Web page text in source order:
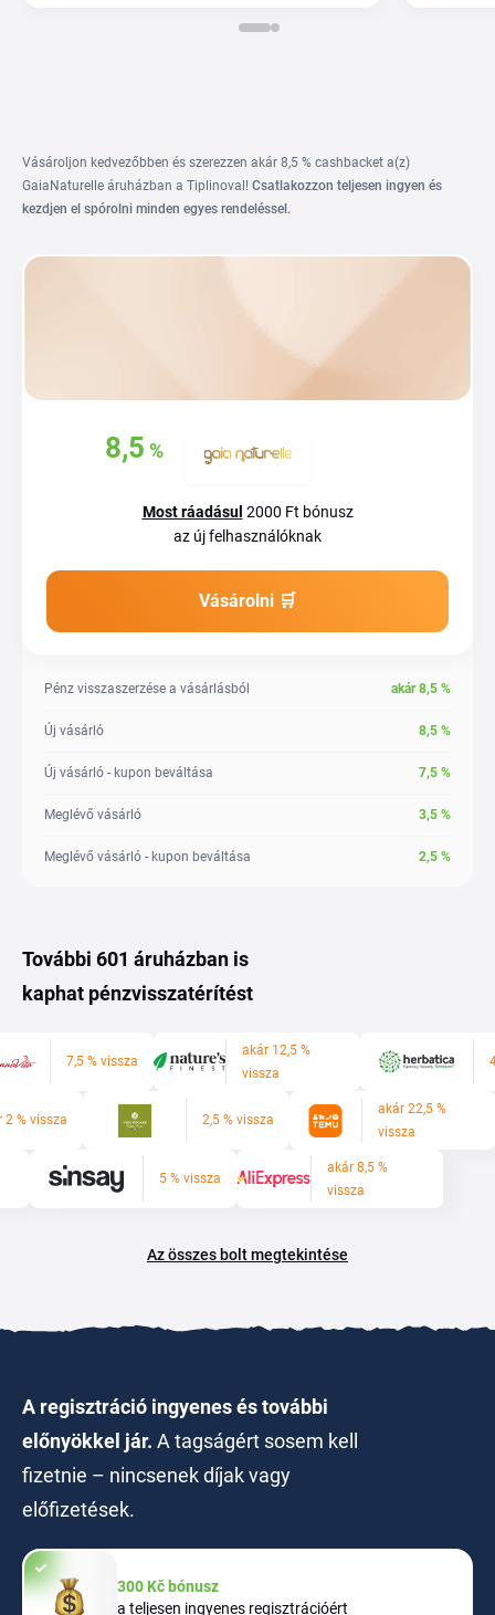
Vásároljon kedvezőbben és szerezzen akár 8,5 % cashbacket a(z)
GaiaNaturelle áruházban a Tiplinoval! Csatlakozzon teljesen ingyen és
kezdjen el spórolni minden egyes rendeléssel.
8,5 %
Most ráadásul 2000 Ft bónusz
az új felhasználóknak
Vásárolni 🛒
Pénz visszaszerzése a vásárlásból akár 8,5 %
Új vásárló 8,5 %
Új vásárló - kupon beváltása 7,5 %
Meglévő vásárló 3,5 %
Meglévő vásárló - kupon beváltása 2,5 %
További 601 áruházban is
kaphat pénzvisszatérítést
7,5 % vissza
akár 12,5 %
vissza
2 % vissza 2,5 % vissza
akár 22,5 %
vissza
5 % vissza
akár 8,5 %
vissza
Az összes bolt megtekintése
A regisztráció ingyenes és további
előnyökkel jár. A tagságért sosem kell
fizetnie – nincsenek díjak vagy
előfizetések.
300 Kč bónusz
a teljesen ingyenes regisztrációért